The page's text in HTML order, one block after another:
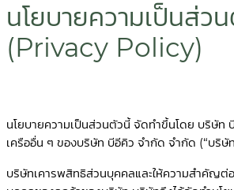
นโยบายความเป็นส่ว
(Privacy Policy)
นโยบายความเป็นส่วนตัวนี้ จัดทำขึ้นโดย บริษัท
เครืออื่น ๆ ของบริษัท บีอีคิว จำกัด จำกัด (“บริษั
บริษัทเคารพสิทธิส่วนบุคคลและให้ความสำคัญต่